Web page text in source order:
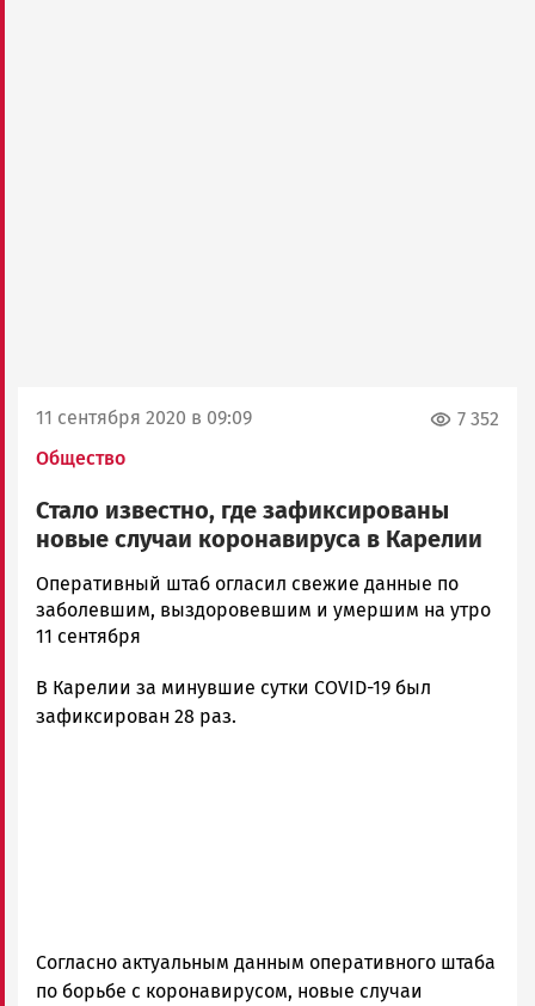
11 сентября 2020 в 09:09
Общество
7 352
Стало известно, где зафиксированы
новые случаи коронавируса в Карелии
Ольга
Гаврилова
Новости
и
Карелии
Оперативный штаб огласил свежие данные по
заболевшим, выздоровевшим и умершим на утро
11 сентября
В Карелии за минувшие сутки COVID-19 был
зафиксирован 28 раз.
Согласно актуальным данным оперативного штаба
по борьбе с коронавирусом, новые случаи